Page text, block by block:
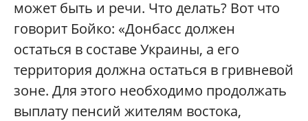
может быть и речи. Что делать? Вот что
говорит Бойко: «Донбасс должен
остаться в составе Украины, а его
территория должна остаться в гривневой
зоне. Для этого необходимо продолжать
выплату пенсий жителям востока,